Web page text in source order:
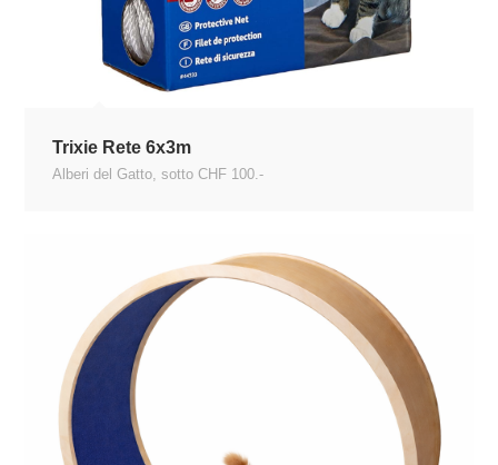
Trixie Rete 6x3m
Alberi del Gatto sotto CHF 100.-